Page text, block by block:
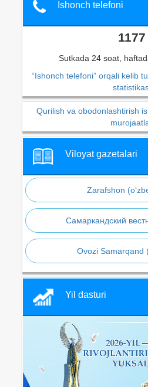
Ishonch telefoni
1177
Sutkada 24 soat,
“Ishonch telefoni” orqali kelib
Qurilish va obodonlashtirish
Viloyat gazetalari
Zarafshon
Самаркандский
Ovozi Samarqand
Yil dasturi